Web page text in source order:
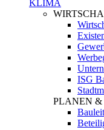
KLIMA
ISG
PLANEN